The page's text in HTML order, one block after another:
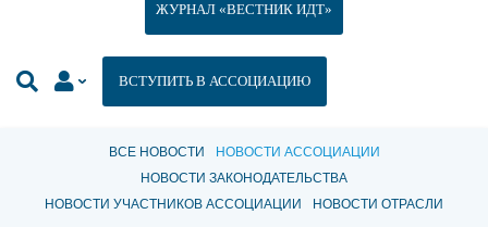
ВСТУПИТЬ В АССОЦИАЦИЮ
ЖУРНАЛ «ВЕСТНИК ИДТ»
ВСЕ НОВОСТИ
НОВОСТИ АССОЦИАЦИИ
НОВОСТИ ЗАКОНОДАТЕЛЬСТВА
НОВОСТИ УЧАСТНИКОВ АССОЦИАЦИИ
НОВОСТИ ОТРАСЛИ